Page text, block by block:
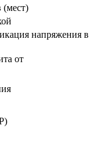
(мест)
напряжения в
от